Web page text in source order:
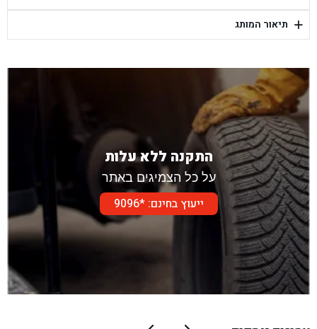
בן גל - דור אלון הר טוב - בית שמש + תיאור המותג
התקנה ללא עלות
על כל הצמיגים באתר
ייעוץ בחינם: *9096